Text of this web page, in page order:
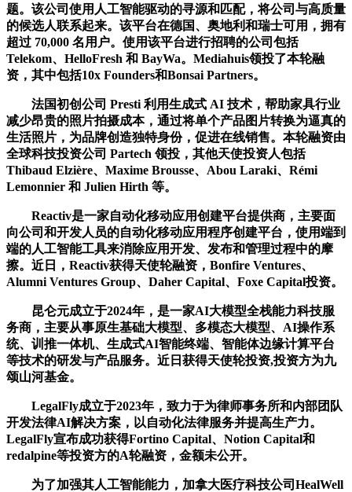
题。该公司使用人工智能驱动的寻源和匹配，将公司与高质量
的候选人联系起来。该平台在德国、奥地利和瑞士可用，拥有
超过 70,000 名用户。使用该平台进行招聘的公司包括
Telekom、HelloFresh 和 BayWa。Mediahuis领投了本轮融
资，其中包括10x Founders和Bonsai Partners。
法国初创公司 Presti 利用生成式 AI 技术，帮助家具行业
减少昂贵的照片拍摄成本，通过将单个产品图片转换为逼真的
生活照片，为品牌创造独特身份，促进在线销售。本轮融资由
全球科技投资公司 Partech 领投，其他天使投资人包括
Thibaud Elzière、Maxime Brousse、Abou Laraki、Rémi
Lemonnier 和 Julien Hirth 等。
Reactiv是一家自动化移动应用创建平台提供商，主要面
向公司和开发人员的自动化移动应用程序创建平台，使用端到
端的人工智能工具来消除应用开发、发布和管理过程中的摩
擦。近日，Reactiv获得天使轮融资，Bonfire Ventures、
Alumni Ventures Group、Daher Capital、Foxe Capital投资。
昆仑元成立于2024年，是一家AI大模型全栈能力科技服
务商，主要从事原生基础大模型、多模态大模型、AI操作系
统、训推一体机、生成式AI智能终端、智能体边缘计算平台
等技术的研发与产品服务。近日获得天使轮投资,投资方为九
颂山河基金。
LegalFly成立于2023年，致力于为律师事务所和内部团队
开发法律AI解决方案，以自动化法律服务并提高生产力。
LegalFly宣布成功获得Fortino Capital、Notion Capital和
redalpine等投资方的A轮融资，金额未公开。
为了加强其人工智能能力，加拿大医疗科技公司HealWell